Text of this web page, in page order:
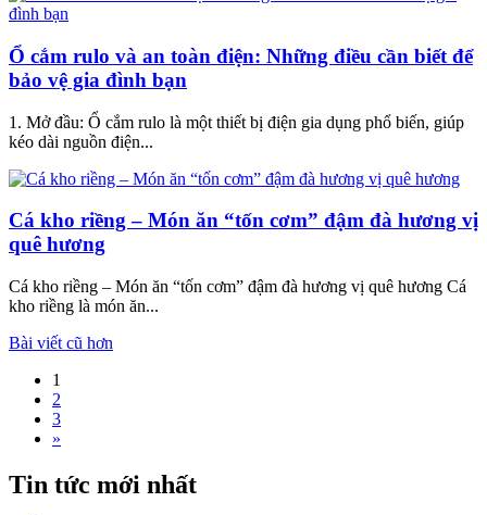
Ổ cắm rulo và an toàn điện: Những điều cần biết để
bảo vệ gia đình bạn
1. Mở đầu: Ổ cắm rulo là một thiết bị điện gia dụng phổ biến, giúp
kéo dài nguồn điện...
Cá kho riềng – Món ăn “tốn cơm” đậm đà hương vị
quê hương
Cá kho riềng – Món ăn “tốn cơm” đậm đà hương vị quê hương Cá
kho riềng là món ăn...
Điều
hướng
bài
viết
Bài viết cũ hơn
1
2
3
»
Tin tức mới nhất